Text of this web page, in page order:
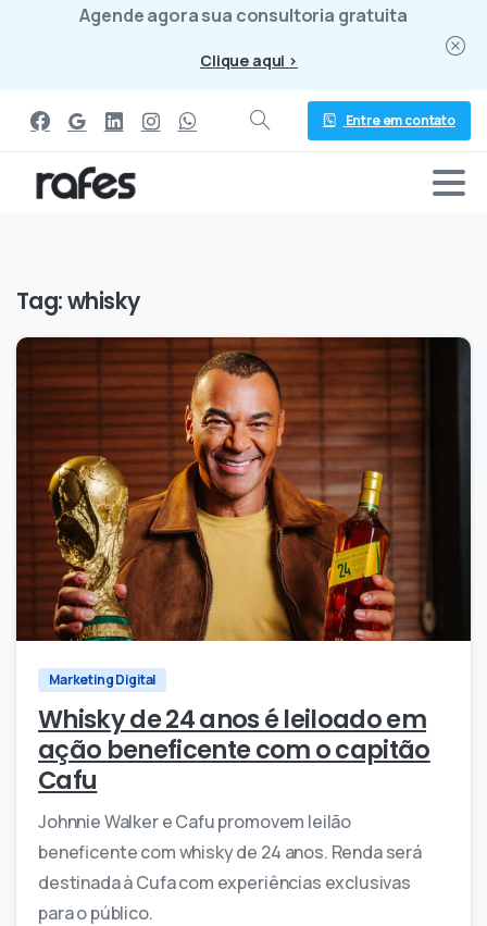
Agende agora sua consultoria gratuita
Clique aqui >
Entre em contato
Tag:whisky
0 0
Marketing Digital
Whisky de 24 anos é leiloado em
ação beneficente com o capitão
Cafu
Johnnie Walker e Cafu promovem leilão
beneficente com whisky de 24 anos. Renda será
destinada à Cufa com experiências exclusivas
para o público.